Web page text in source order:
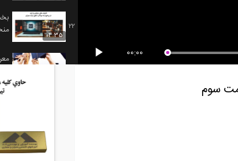
00:00
22
04:35
و ۲ کنکور...